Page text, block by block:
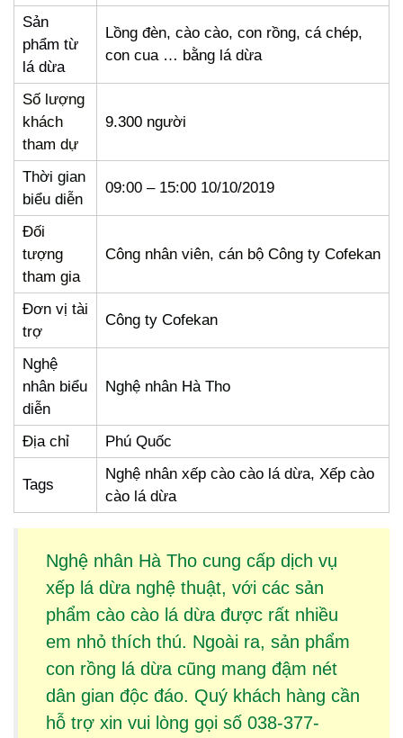
Sản
phẩm từ
lá dừa
Lồng đèn, cào cào, con rồng, cá chép,
con cua … bằng lá dừa
Số lượng
khách
tham dự
9.300 người
Thời gian
biểu diễn
09:00 – 15:00 10/10/2019
Đối
tượng
tham gia
Công nhân viên, cán bộ Công ty Cofekan
Đơn vị tài
trợ
Công ty Cofekan
Nghệ
nhân biểu
diễn
Nghệ nhân Hà Tho
Địa chỉ Phú Quốc
Tags
Nghệ nhân xếp cào cào lá dừa, Xếp cào
cào lá dừa
Nghệ nhân Hà Tho cung cấp dịch vụ
xếp lá dừanghệ thuật, với các sản
phẩm cào cào lá dừađược rất nhiều
em nhỏ thích thú. Ngoài ra, sản phẩm
con rồng lá dừacũng mang đậm nét
dân gian độc đáo. Quý khách hàng cần
hỗ trợ xin vui lòng gọi số 038-377-